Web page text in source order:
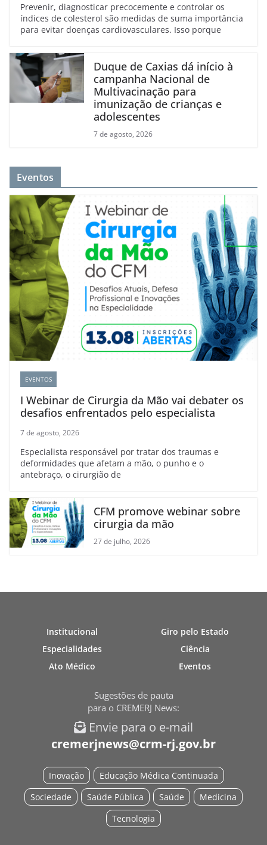
Prevenir, diagnosticar precocemente e controlar os
índices de colesterol são medidas de suma importância
para evitar doenças cardiovasculares. Isso porque
Duque de Caxias dá início à
campanha Nacional de
Multivacinação para
imunização de crianças e
adolescentes
7 de agosto, 2026
Eventos
EVENTOS
I Webinar de Cirurgia da Mão vai debater os
desafios enfrentados pelo especialista
7 de agosto, 2026
Especialista responsável por tratar dos traumas e
deformidades que afetam a mão, o punho e o
antebraço, o cirurgião de
CFM promove webinar sobre
cirurgia da mão
27 de julho, 2026
Institucional
Especialidades
Ato Médico
Giro pelo Estado
Ciência
Eventos
Sugestões de pauta
para o CREMERJ News:
Envie para o e-mail
cremerjnews@crm-rj.gov.br
Educação Médica Continuada
Inovação
Medicina
Saúde
Saúde Pública
Sociedade
Tecnologia